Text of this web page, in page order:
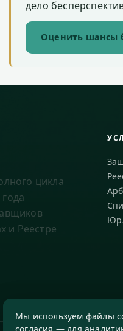
дело
Оценить шансы
цикла
и Реестре
Юр.
Мы используем файлы